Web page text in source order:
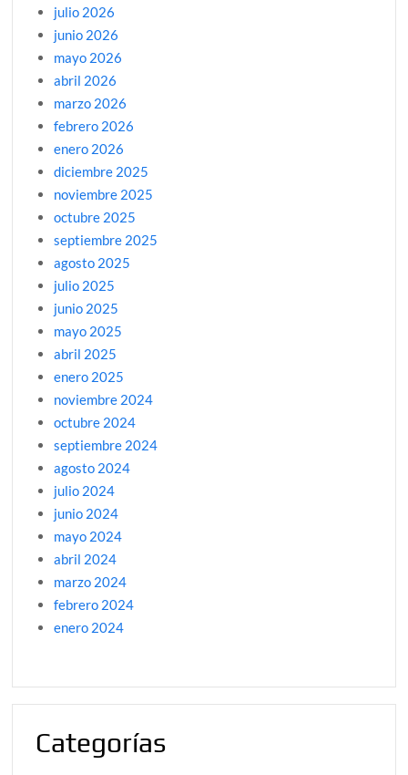
julio 2026
junio 2026
mayo 2026
abril 2026
marzo 2026
febrero 2026
enero 2026
diciembre 2025
noviembre 2025
octubre 2025
septiembre 2025
agosto 2025
julio 2025
junio 2025
mayo 2025
abril 2025
enero 2025
noviembre 2024
octubre 2024
septiembre 2024
agosto 2024
julio 2024
junio 2024
mayo 2024
abril 2024
marzo 2024
febrero 2024
enero 2024
Categorías